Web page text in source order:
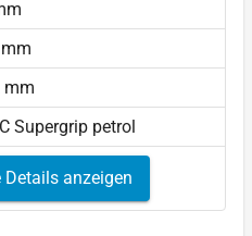
mm
Supergrip petrol
anzeigen